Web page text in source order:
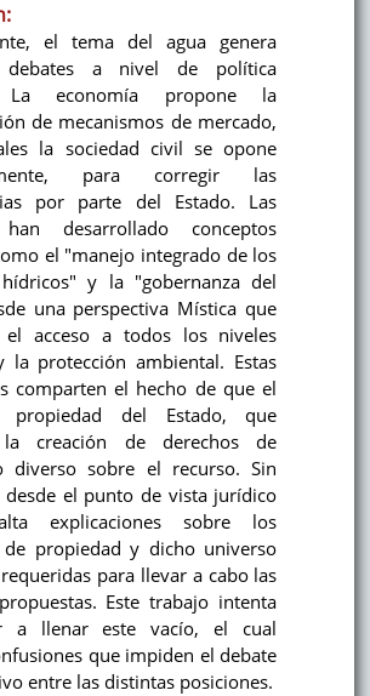
el tema del agua genera
debates a nivel de política
La economía propone la
de mecanismos de mercado,
la sociedad civil se opone
para corregir las
por parte del Estado. Las
han desarrollado conceptos
el "manejo integrado de los
y la "gobernanza del
una perspectiva Mística que
el acceso a todos los niveles
la protección ambiental. Estas
comparten el hecho de que el
propiedad del Estado, que
la creación de derechos de
diverso sobre el recurso. Sin
desde el punto de vista jurídico
explicaciones sobre los
de propiedad y dicho universo
para llevar a cabo las
Este trabajo intenta
a llenar este vacío, el cual
que impiden el debate
entre las distintas posiciones.